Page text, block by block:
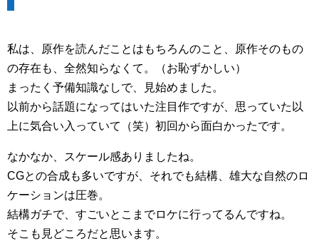
私は、原作を読んだことはもちろんのこと、原作そのもの
の存在も、全然知らなくて。（お恥ずかしい）
まったく予備知識なしで、見始めました。
以前から話題になってはいた注目作ですが、思っていた以
上に気合い入っていて（笑）初回から面白かったです。
なかなか、スケール感ありましたね。
CGとの合成も多いですが、それでも結構、雄大な自然のロ
ケーションは圧巻。
結構ガチで、すごいとこまでロケに行ってるんですね。
そこも見どころだと思います。